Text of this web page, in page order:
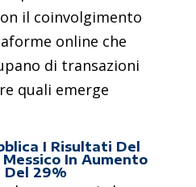
il coinvolgimento
online che
di transazioni
quali emerge
I Risultati Del
In Aumento
Del 29%